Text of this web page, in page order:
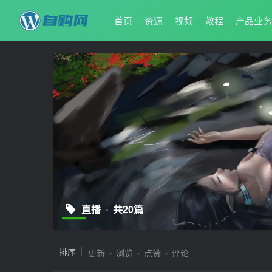
首页 资源 视频 教程 产品业务
直播 共20篇
排序 更新 浏览 点赞 评论